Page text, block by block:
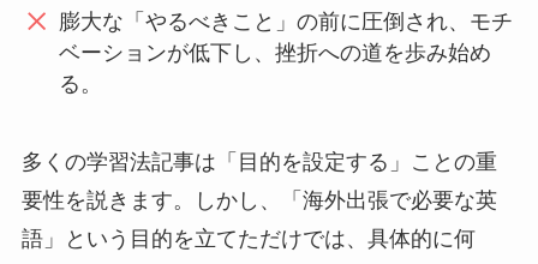
膨大な「やるべきこと」の前に圧倒され、モチ
ベーションが低下し、挫折への道を歩み始め
る。
多くの学習法記事は「目的を設定する」ことの重
要性を説きます。しかし、「海外出張で必要な英
語」という目的を立てただけでは、具体的に何